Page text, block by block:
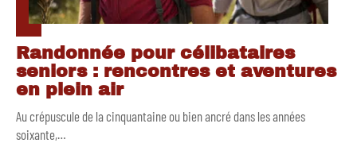
Randonnée pour célibataires
seniors : rencontres et aventures
en plein air
Au crépuscule de la cinquantaine ou bien ancré dans les années
soixante,…